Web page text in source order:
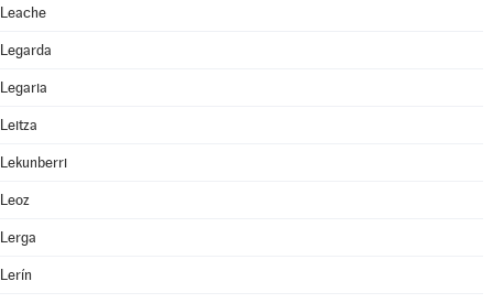
Leache
Legarda
Legaria
Leitza
Lekunberri
Leoz
Lerga
Lerín